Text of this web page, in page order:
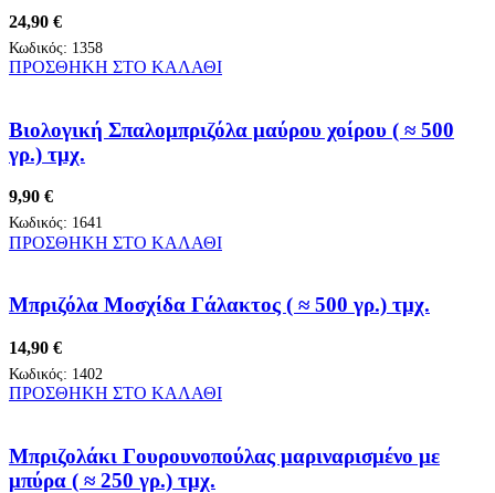
24,90 €
Κωδικός: 1358
ΠΡΟΣΘΗΚΗ ΣΤΟ ΚΑΛΑΘΙ
Βιολογική Σπαλομπριζόλα μαύρου χοίρου ( ≈ 500
γρ.) τμχ.
9,90 €
Κωδικός: 1641
ΠΡΟΣΘΗΚΗ ΣΤΟ ΚΑΛΑΘΙ
Μπριζόλα Μοσχίδα Γάλακτος ( ≈ 500 γρ.) τμχ.
14,90 €
Κωδικός: 1402
ΠΡΟΣΘΗΚΗ ΣΤΟ ΚΑΛΑΘΙ
Μπριζολάκι Γουρουνοπούλας μαριναρισμένο με
μπύρα ( ≈ 250 γρ.) τμχ.